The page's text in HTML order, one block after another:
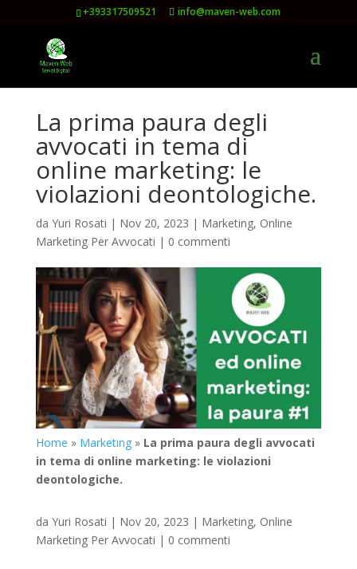
+393317509521 info@maven-web.com
La prima paura degli
avvocati in tema di
online marketing: le
violazioni deontologiche.
da Yuri Rosati | Nov 20, 2023 | Marketing, Online
Marketing Per Avvocati | 0 commenti
Home » Marketing» La prima paura degli avvocati
in tema di online marketing: le violazioni
deontologiche.
da Yuri Rosati | Nov 20, 2023 | Marketing, Online
Marketing Per Avvocati | 0 commenti